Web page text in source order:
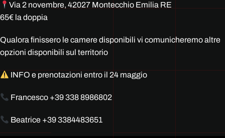
Via 2 novembre, 42027 Montecchio Emilia RE
65€ la doppia
Qualora finissero le camere disponibili vi comunicheremo altre
opzioni disponibili sul territorio
INFO e prenotazioni entro il 24 maggio
Francesco +39 338 8986802
Beatrice +39 3384483651